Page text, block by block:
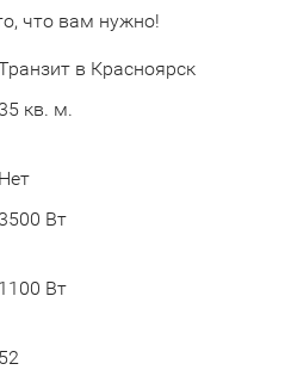
что вам нужно!
в Красноярск
кв. м.
Нет
Вт
1100 Вт
52